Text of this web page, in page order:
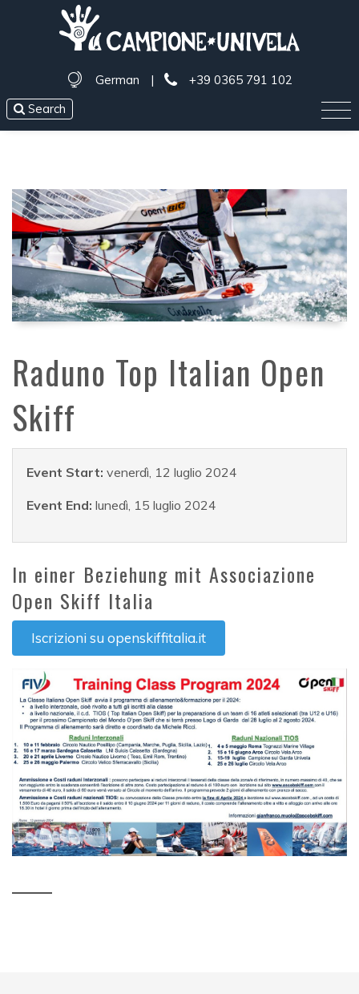
German |
+39 0365 791 102
Search
Raduno Top Italian Open
Skiff
Event Start:venerdì, 12 luglio 2024
Event End:lunedì, 15 luglio 2024
In einer Beziehung mit Associazione
Open Skiff Italia
Iscrizioni su openskiffitalia.it